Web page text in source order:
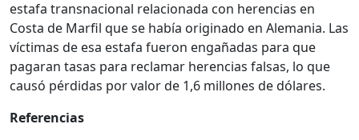
estafa transnacional relacionada con herencias en
Costa de Marfil que se había originado en Alemania. Las
víctimas de esa estafa fueron engañadas para que
pagaran tasas para reclamar herencias falsas, lo que
causó pérdidas por valor de 1,6 millones de dólares.
Referencias